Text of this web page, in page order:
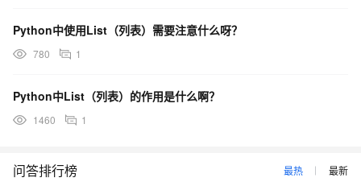
Python中使用List（列表）需要注意什么呀？
780 1
Python中List（列表）的作用是什么啊？
1460 1
问答排行榜 最热 最新